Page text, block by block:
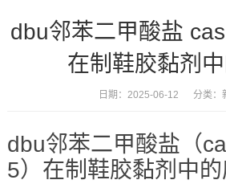
dbu邻苯二甲酸盐
在制鞋胶黏剂
日期：2025-06-12 分类：
dbu邻苯二甲酸盐（
5）在制鞋胶黏剂中